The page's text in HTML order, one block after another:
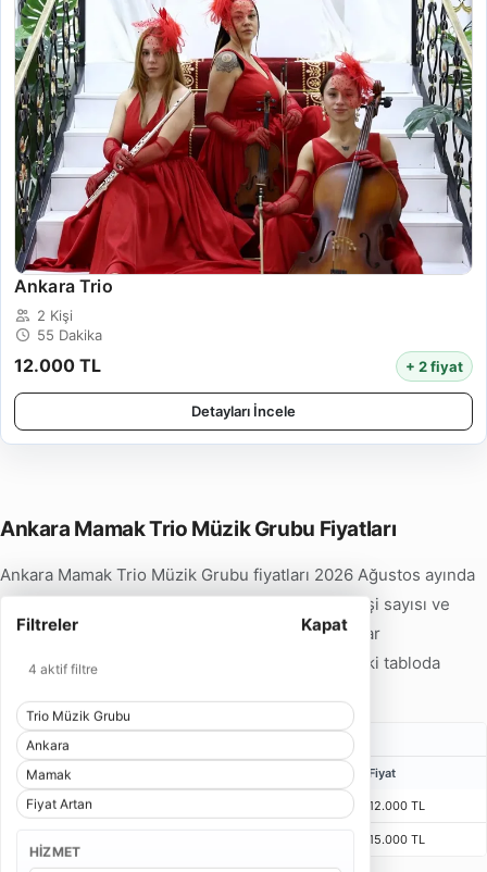
Filtreler Kapat
4 aktif filtre
Trio Müzik Grubu
Ankara
Mamak
Fiyat Artan
HIZMET
Ankara Trio
2 Kişi
55 Dakika
12.000 TL + 2 fiyat
Detayları İncele
Ankara Mamak Trio Müzik Grubu Fiyatları
Ankara Mamak Trio Müzik Grubu fiyatları 2026 Ağustos ayında
12.000 TL'den başlamaktadır. Hizmet tipi, ekip kişi sayısı ve
program süresine göre fiyatlar 15.000 TL'ye kadar
çıkabilmektedir. Detaylı fiyat örneklerini aşağıdaki tabloda
Karşılama Trio Müzik Grubu Fiyatları
Kişi Fiyat
2 Kişi 12.000 TL
15.000 TL